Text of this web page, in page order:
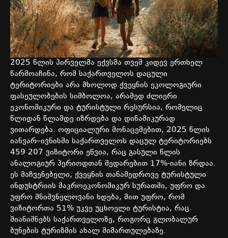
2025 წლის პირველმა ექვსმა თვემ კიდევ ერთხელ
წარმოაჩინა, რომ საქართველოს დაცული
ტერიტორიები არა მხოლოდ ქვეყნის ეკოლოგიური
ფასეულობების სიმბოლოა, არამედ ძლიერი
ეკონომიკური და ტურისტული რესურსია, რომელიც
წლიდან წლამდე იზრდება და დინამიკურად
ვითარდება. ოფიციალური მონაცემებით, 2025 წლის
იანვარ–ივნისში საქართველოს დაცულ ტერიტორიებს
459 207 ვიზიტორი ეწვია, რაც გასული წლის
ანალოგიურ პერიოდთან შედარებით 17%-იანი ზრდაა.
ეს მაჩვენებელი, ქვეყნის თანამედროვე ტურისტული
ინდუსტრიის მაკროეკონომიკურ სურათში, უფრო და
უფრო მნიშვნელოვანი ხდება, მით უფრო, რომ
ვიზიტორთა 51% უკვე უცხოელი ტურისტია, რაც
მიანიშნებს საქართველოზე, როგორც გლობალურ
ბუნების ტურიზმის ახალ მიმართულებაზე.